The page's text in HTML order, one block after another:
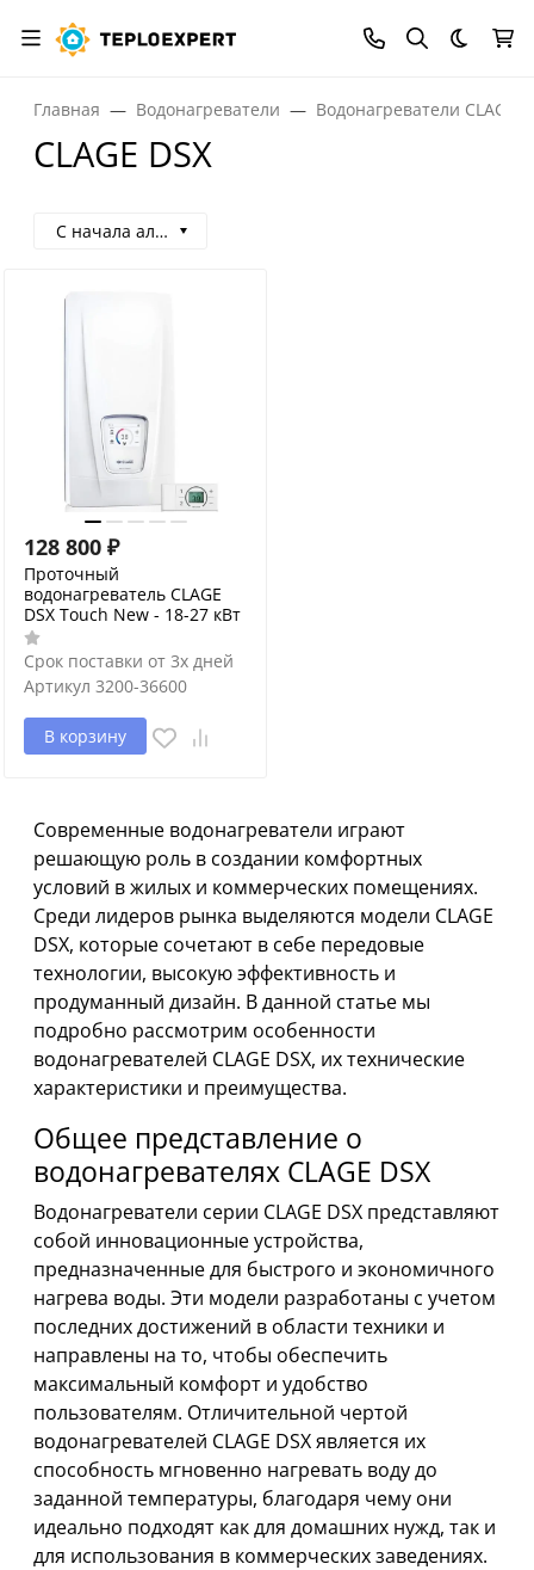
Темная
Главная Водонагреватели Водонагреватели CLAGE
CLAGE DSX
С начала алфавита
128 800 ₽
Проточный
водонагреватель CLAGE
DSX Touch New - 18-27 кВт
Срок поставки от 3х дней
Артикул 3200-36600
В корзину
Современные водонагреватели играют
решающую роль в создании комфортных
условий в жилых и коммерческих помещениях.
Среди лидеров рынка выделяются модели CLAGE
DSX, которые сочетают в себе передовые
технологии, высокую эффективность и
продуманный дизайн. В данной статье мы
подробно рассмотрим особенности
водонагревателей CLAGE DSX, их технические
характеристики и преимущества.
Общее представление о
водонагревателях CLAGE DSX
Водонагреватели серии CLAGE DSX представляют
собой инновационные устройства,
предназначенные для быстрого и экономичного
нагрева воды. Эти модели разработаны с учетом
последних достижений в области техники и
направлены на то, чтобы обеспечить
максимальный комфорт и удобство
пользователям. Отличительной чертой
водонагревателей CLAGE DSX является их
способность мгновенно нагревать воду до
заданной температуры, благодаря чему они
идеально подходят как для домашних нужд, так и
для использования в коммерческих заведениях.